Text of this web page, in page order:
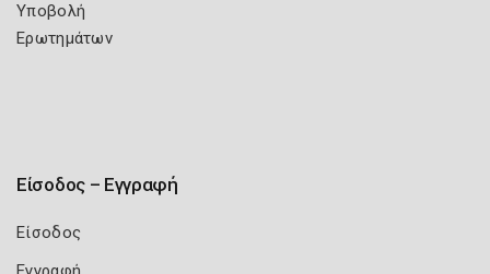
Υποβολή
Ερωτημάτων
Είσοδος – Εγγραφή
Είσοδος